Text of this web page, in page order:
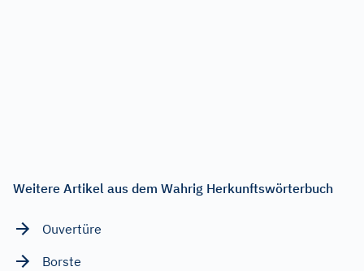
Weitere Artikel aus dem Wahrig Herkunftswörterbuch
Ouvertüre
Borste